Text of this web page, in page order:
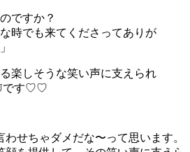
ですか？
時でも来てくださってありが
楽しそうな笑い声に支えられ
です♡♡
せちゃダメだな〜って思います。